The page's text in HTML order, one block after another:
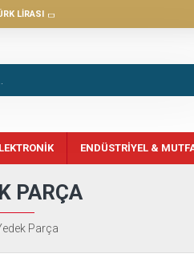
LIRASI
ENDÜSTRIYEL &
Parça
PARÇA